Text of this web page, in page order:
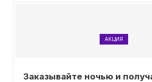
АКЦИЯ
Заказывайте ночью и